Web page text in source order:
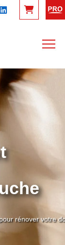
rénover votre